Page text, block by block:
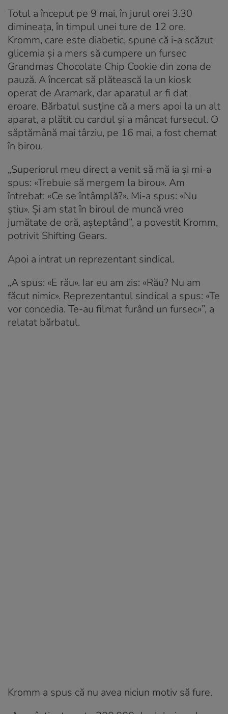
Totul a început pe 9 mai, în jurul orei 3.30
dimineața, în timpul unei ture de 12 ore.
Kromm, care este diabetic, spune că i-a scăzut
glicemia și a mers să cumpere un fursec
Grandmas Chocolate Chip Cookie din zona de
pauză. A încercat să plătească la un kiosk
operat de Aramark, dar aparatul ar fi dat
eroare. Bărbatul susține că a mers apoi la un alt
aparat, a plătit cu cardul și a mâncat fursecul. O
săptămână mai târziu, pe 16 mai, a fost chemat
în birou.
„Superiorul meu direct a venit să mă ia și mi-a
spus: «Trebuie să mergem la birou». Am
întrebat: «Ce se întâmplă?». Mi-a spus: «Nu
știu». Și am stat în biroul de muncă vreo
jumătate de oră, așteptând”, a povestit Kromm,
potrivit Shifting Gears.
Apoi a intrat un reprezentant sindical.
„A spus: «E rău». Iar eu am zis: «Rău? Nu am
făcut nimic». Reprezentantul sindical a spus: «Te
vor concedia. Te-au filmat furând un fursec»”, a
relatat bărbatul.
Kromm a spus că nu avea niciun motiv să fure.